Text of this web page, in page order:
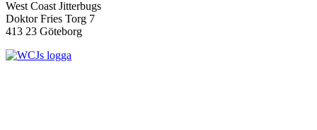
West Coast Jitterbugs
Doktor Fries Torg 7
413 23 Göteborg